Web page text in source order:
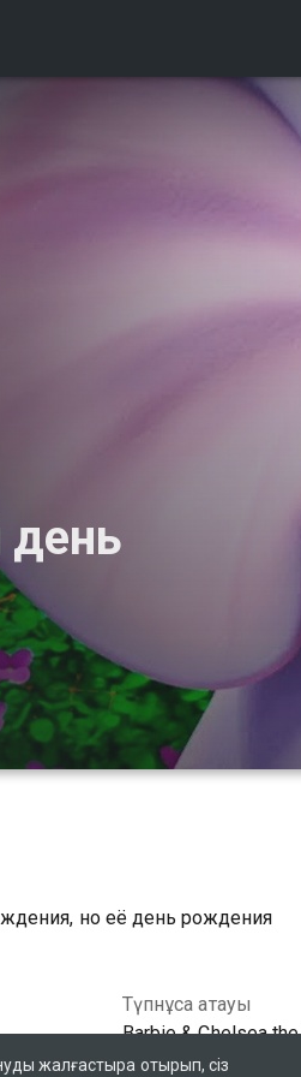
день
но её день рождения
Түпнұсқа атауы
Barbie & Chelsea
жалғастыра отырып, сіз